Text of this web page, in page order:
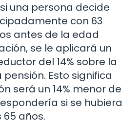
una persona decide
con 63
antes de la edad
se le aplicará un
del 14% sobre la
Esto significa
será un 14% menor de
si se hubiera
65 años.